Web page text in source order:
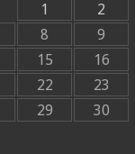
1
2
8
9
15
16
22
23
29
30